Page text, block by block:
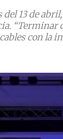
del 13 de
“Terminar
con la